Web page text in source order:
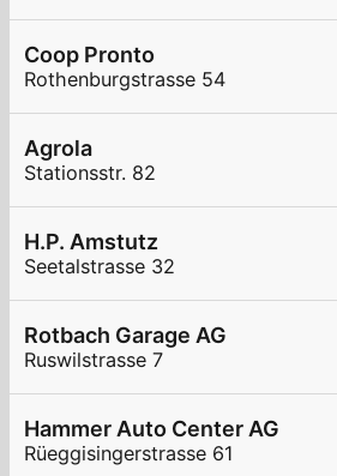
Coop Pronto
Rothenburgstrasse 54
Agrola
Stationsstr. 82
H.P. Amstutz
Seetalstrasse 32
Rotbach Garage AG
Ruswilstrasse 7
Hammer Auto Center AG
Rüeggisingerstrasse 61